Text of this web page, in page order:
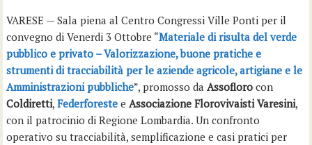
VARESE — Sala piena al Centro Congressi Ville Ponti per il
convegno di Venerdi 3 Ottobre “Materiale di risulta del verde
pubblico e privato – Valorizzazione, buone pratiche e
strumenti di tracciabilità per le aziende agricole, artigiane e le
Amministrazioni pubbliche”, promosso daAssofloro con
Coldiretti,Federforeste eAssociazione Florovivaisti Varesini,
con il patrocinio di Regione Lombardia. Un confronto
operativo su tracciabilità, semplificazione e casi pratici per